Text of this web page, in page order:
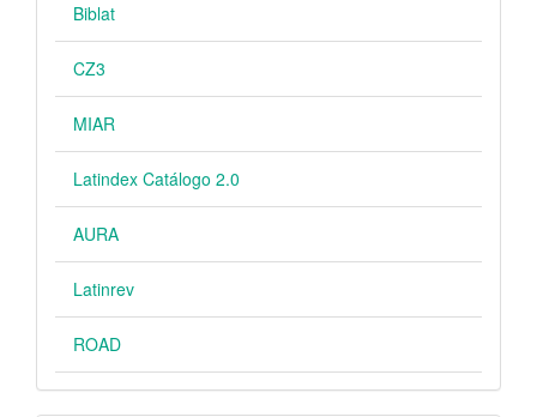
Biblat
CZ3
MIAR
Latindex Catálogo 2.0
AURA
Latinrev
ROAD